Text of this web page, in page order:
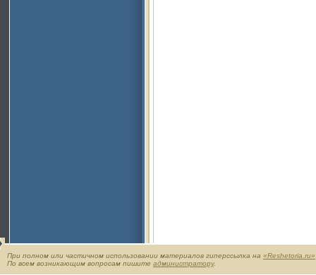
При полном или частичном использовании материалов гиперссылка на «Reshetoria.ru»
По всем возникающим вопросам пишите администратору.